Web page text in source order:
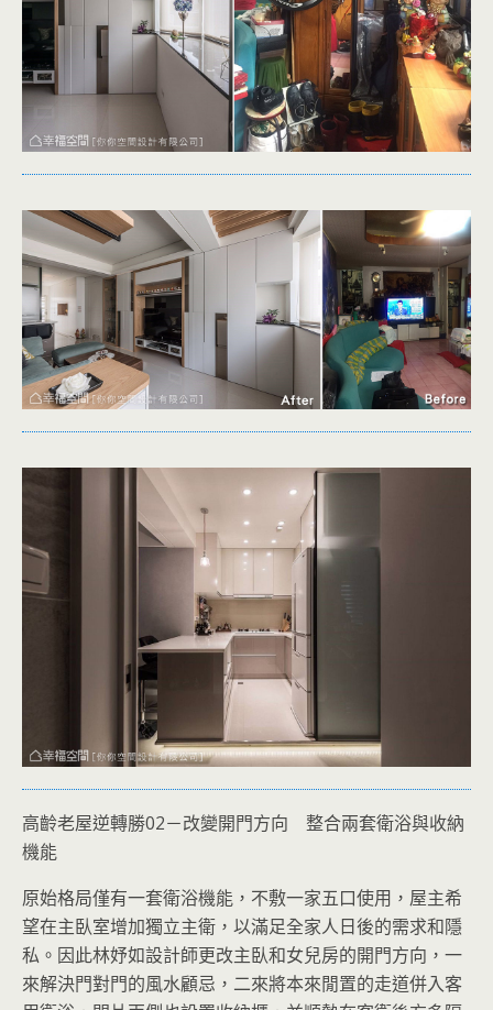
高齡老屋逆轉勝02－改變開門方向 整合兩套衛浴與收納
機能
原始格局僅有一套衛浴機能，不敷一家五口使用，屋主希
望在主臥室增加獨立主衛，以滿足全家人日後的需求和隱
私。因此林妤如設計師更改主臥和女兒房的開門方向，一
來解決門對門的風水顧忌，二來將本來閒置的走道併入客